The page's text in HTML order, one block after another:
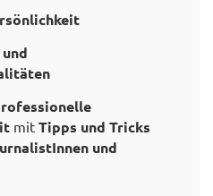
mit Tipps und Tricks
und